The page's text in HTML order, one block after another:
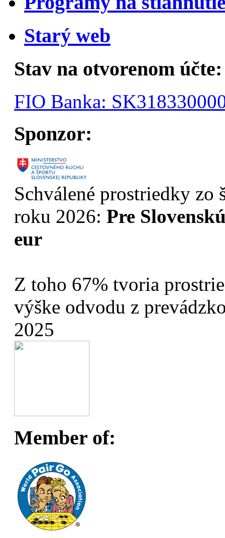
Starý web
Stav na otvorenom účte:
FIO Banka:
Sponzor:
Schválené prostriedky zo
roku 2026: Pre
eur
Z toho 67% tvoria
výške odvodu z
2025
Member of: